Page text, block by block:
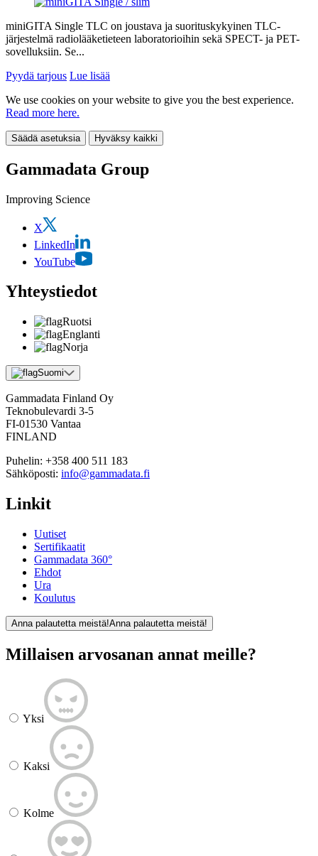
miniGITA Single TLC on joustava ja suorituskykyinen TLC-
järjestelmä radiolääketieteen laboratorioihin sekä SPECT- ja PET-
sovelluksiin. Se...
Pyydä tarjous Lue lisää
We use cookies on your website to give you the best experience.
Read more here.
Säädä asetuksia Hyväksy kaikki
Gammadata Group
Improving Science
X
LinkedIn
YouTube
Yhteystiedot
Ruotsi
Englanti
Norja
Suomi
Gammadata Finland Oy
Teknobulevardi 3-5
FI-01530 Vantaa
FINLAND
Puhelin: +358 400 511 183
Sähköposti: info@gammadata.fi
Linkit
Uutiset
Sertifikaatit
Gammadata 360°
Ehdot
Ura
Koulutus
Anna palautetta meistä!Anna palautetta meistä!
Millaisen arvosanan annat meille?
Yksi
Kaksi
Kolme